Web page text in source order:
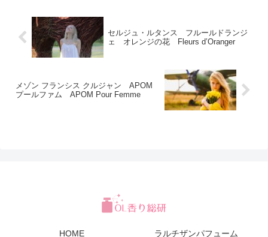
セルジュ・ルタンス フルールドランジ
ェ オレンジの花 Fleurs d’Oranger
メゾン フランシス クルジャン APOM
プールファム APOM Pour Femme
HOME ラルチザンパフューム